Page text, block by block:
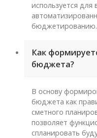
используется для
бюджетированию.
Как
бюджета?
В основу
бюджета как
сметного
позволяет
спланировать